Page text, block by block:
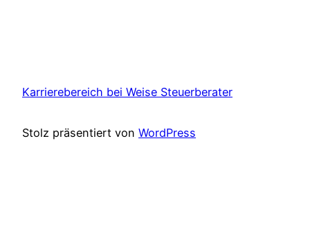
Karrierebereich bei Weise Steuerberater
Stolz präsentiert von WordPress